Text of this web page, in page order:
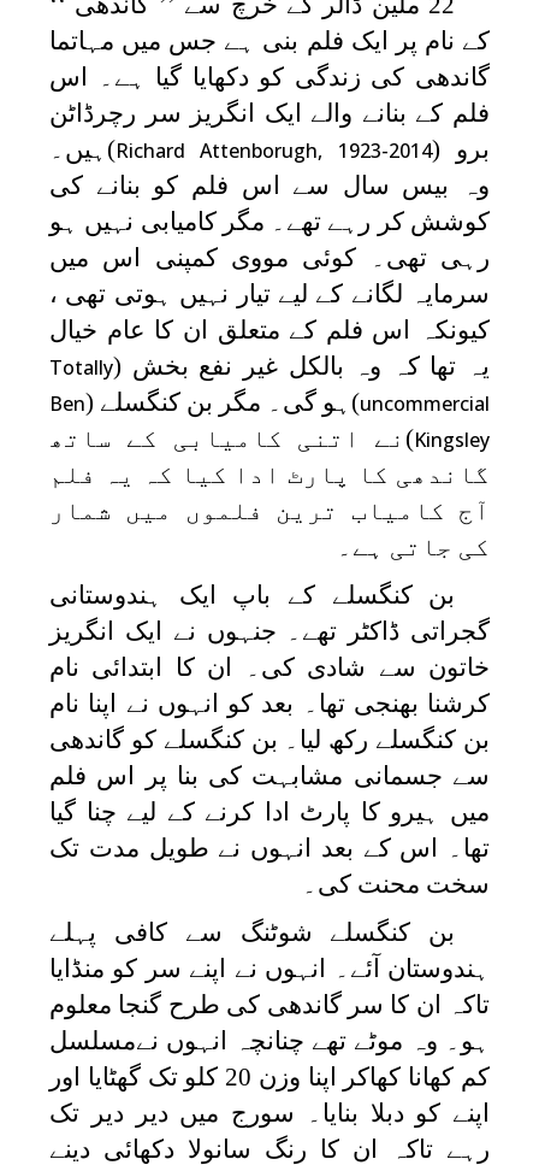
کے نام پر ایک فلم بنی ہے جس میں مہاتما
گاندھی کی زندگی کو دکھایا گیا ہے۔ اس
فلم کے بنانے والے ایک انگریز سر رچرڈاٹن
برو (Richard Attenborugh, 1923-2014)ہیں۔
وہ بیس سال سے اس فلم کو بنانے کی
کوشش کر رہے تھے۔ مگر کامیابی نہیں ہو
رہی تھی۔ کوئی مووی کمپنی اس میں
سرمایہ لگانے کے لیے تیار نہیں ہوتی تھی ،
کیونکہ اس فلم کے متعلق ان کا عام خیال
یہ تھا کہ وہ بالکل غیر نفع بخش (Totally
uncommercial)ہو گی۔ مگر بن کنگسلے (Ben
Kingsley)نے اتنی کامیابی کے ساتھ
گاندھی کا پارٹ ادا کیا کہ یہ فلم
آج کامیاب ترین فلموں میں شمار
کی جاتی ہے۔
بن کنگسلے کے باپ ایک ہندوستانی
گجراتی ڈاکٹر تھے۔ جنہوں نے ایک انگریز
خاتون سے شادی کی۔ ان کا ابتدائی نام
کرشنا بھنجی تھا۔ بعد کو انہوں نے اپنا نام
بن کنگسلے رکھ لیا۔ بن کنگسلے کو گاندھی
سے جسمانی مشابہت کی بنا پر اس فلم
میں ہیرو کا پارٹ ادا کرنے کے لیے چنا گیا
تھا۔ اس کے بعد انہوں نے طویل مدت تک
سخت محنت کی۔
بن کنگسلے شوٹنگ سے کافی پہلے
ہندوستان آئے۔ انہوں نے اپنے سر کو منڈایا
تاکہ ان کا سر گاندھی کی طرح گنجا معلوم
ہو۔ وہ موٹے تھے چنانچہ انہوں نےمسلسل
کم کھانا کھاکر اپنا وزن 20 کلو تک گھٹایا اور
اپنے کو دبلا بنایا۔ سورج میں دیر دیر تک
رہے تاکہ ان کا رنگ سانولا دکھائی دینے